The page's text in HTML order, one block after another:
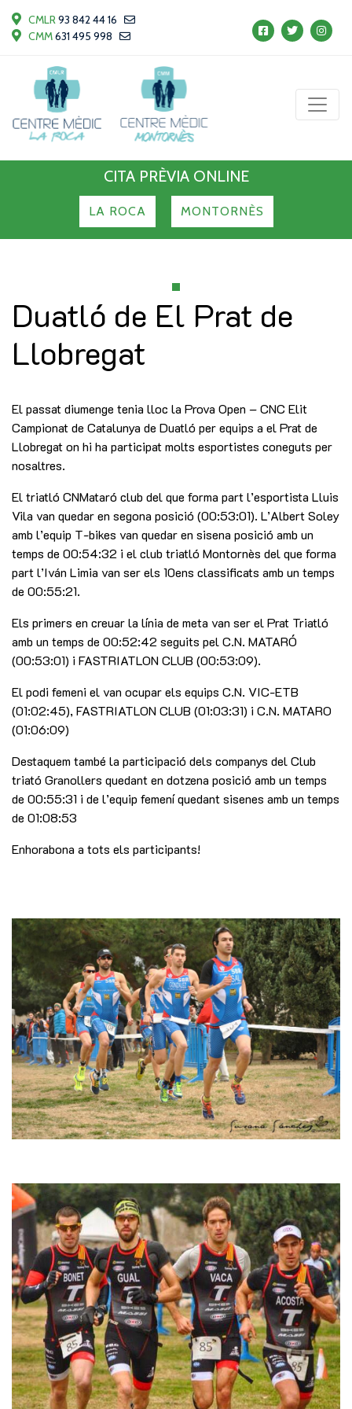
CMLR93 842 44 16
CMM631 495 998
CITA PRÈVIA ONLINE
LA ROCA MONTORNÈS
Duatló de El Prat de
Llobregat
El passat diumenge tenia lloc la Prova Open – CNC Elit
Campionat de Catalunya de Duatló per equips a el Prat de
Llobregat on hi ha participat molts esportistes coneguts per
nosaltres.
El triatló CNMataró club del que forma part l’esportista Lluis
Vila van quedar en segona posició (00:53:01). L’Albert Soley
amb l’equip T-bikes van quedar en sisena posició amb un
temps de 00:54:32 i el club triatló Montornès del que forma
part l’Iván Limia van ser els 10ens classificats amb un temps
de 00:55:21.
Els primers en creuar la línia de meta van ser el Prat Triatló
amb un temps de 00:52:42 seguits pel C.N. MATARÓ
(00:53:01) i FASTRIATLON CLUB (00:53:09).
El podi femeni el van ocupar els equips C.N. VIC-ETB
(01:02:45), FASTRIATLON CLUB (01:03:31) i C.N. MATARO
(01:06:09)
Destaquem també la participació dels companys del Club
triató Granollers quedant en dotzena posició amb un temps
de 00:55:31 i de l’equip femení quedant sisenes amb un temps
de 01:08:53
Enhorabona a tots els participants!